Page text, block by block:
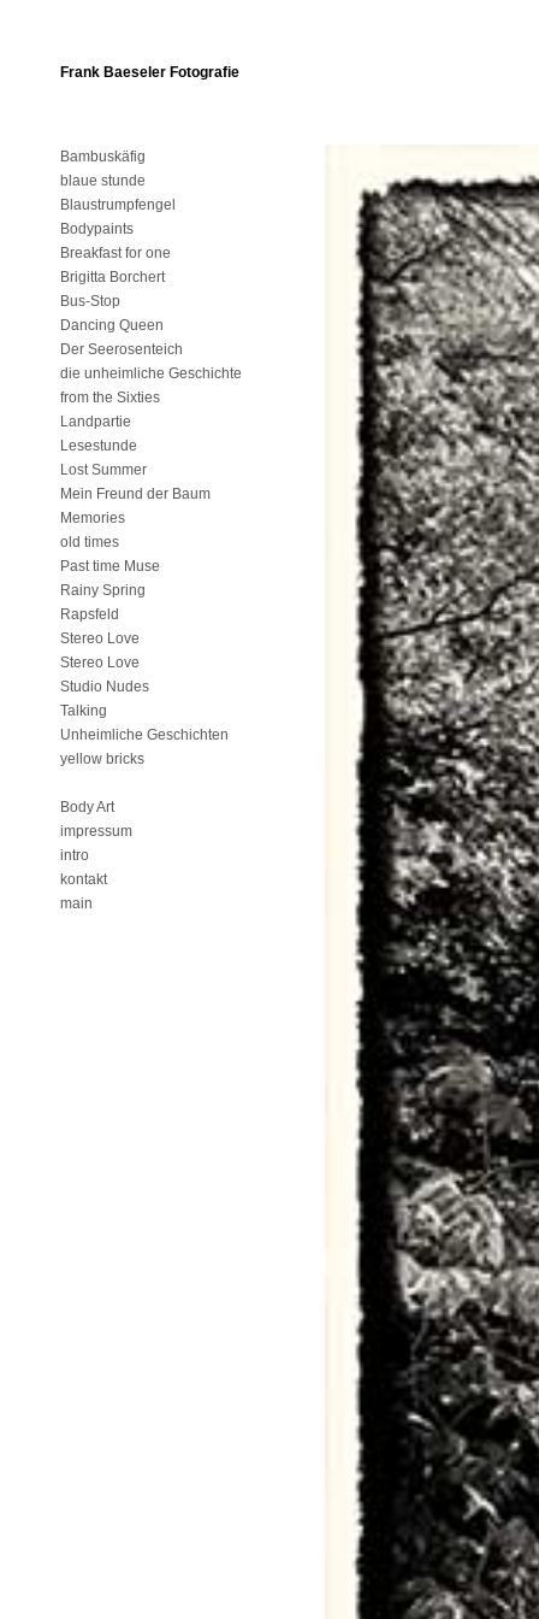
Frank Baeseler Fotografie
Bambuskäfig
blaue stunde
Blaustrumpfengel
Bodypaints
Breakfast for one
Brigitta Borchert
Bus-Stop
Dancing Queen
Der Seerosenteich
die unheimliche Geschichte
from the Sixties
Landpartie
Lesestunde
Lost Summer
Mein Freund der Baum
Memories
old times
Past time Muse
Rainy Spring
Rapsfeld
Stereo Love
Stereo Love
Studio Nudes
Talking
Unheimliche Geschichten
yellow bricks
Body Art
impressum
intro
kontakt
main